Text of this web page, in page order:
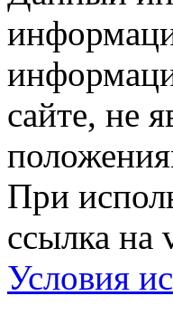
сайте, не
При
ссылка на
Условия